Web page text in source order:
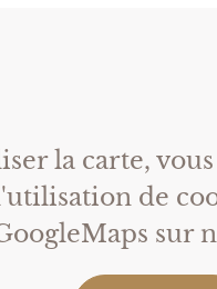
la carte,
de
sur